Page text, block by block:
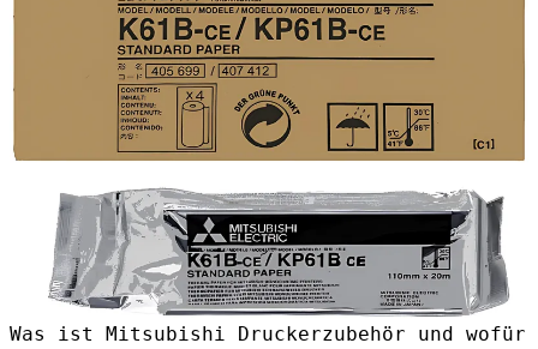
Was ist Mitsubishi Druckerzubehör und wofür